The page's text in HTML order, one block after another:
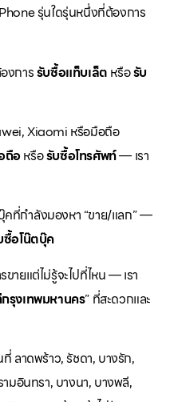
รุ่นใดรุ่นหนึ่งที่ต้องการ
งการรับซื้อแท็บเล็ต หรือรับ
Xiaomi หรือมือถือ
ถือหรือรับซื้อโทรศัพท์— เรา
ที่กำลังมองหา “ขาย/แลก” —
ซื้อโน๊ตบุ๊ค
ายแต่ไม่รู้จะไปที่ไหน — เรา
รุงเทพมหานคร” ที่สะดวกและ
ที่ ลาดพร้าว, รัชดา, บางรัก,
มอินทรา, บางนา, บางพลี,